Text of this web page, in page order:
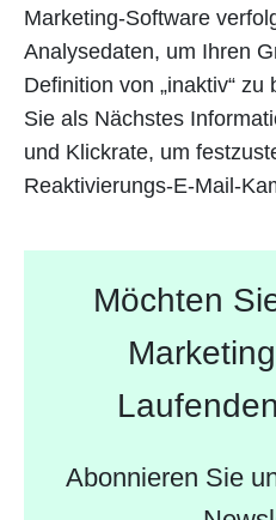
Marketing-Software
Analysedaten, um Ihren
Definition von „inaktiv“
Sie als Nächstes
und Klickrate, um
Reaktivierungs-E-Mail-
Möchten
Abonnieren Sie